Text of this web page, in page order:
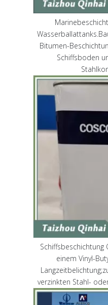
Bitumen-
Schiffsboden
Schiffsbeschichtung
einem Vinyl-
verzinkten Stahl-